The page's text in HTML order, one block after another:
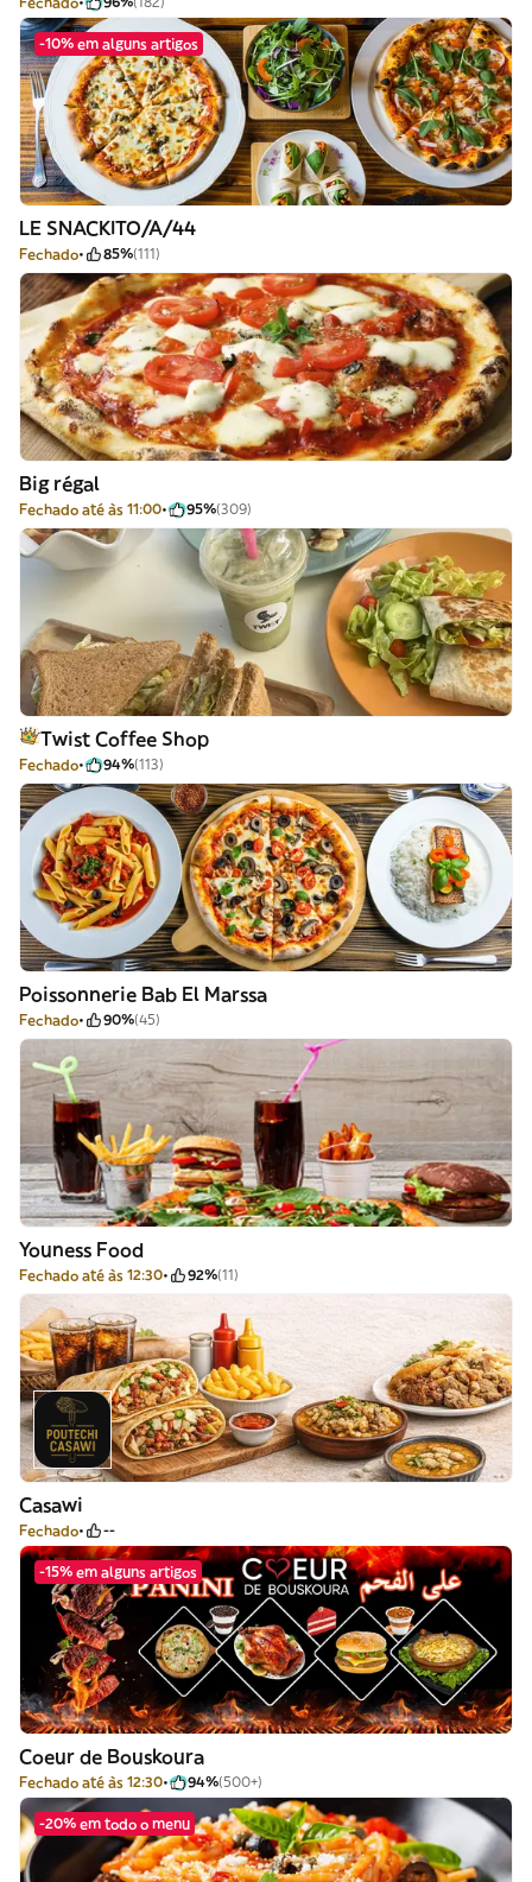
-10% em alguns artigos
LE SNACKITO/A/44
Fechado 85%(111)
Big régal
Fechado até às 11:00 95%(309)
Twist Coffee Shop
Fechado 94%(113)
Poissonnerie Bab El Marssa
Fechado 90%(45)
Youness Food
Fechado até às 12:30 92%(11)
Casawi
Fechado --
-15% em alguns artigos
Coeur de Bouskoura
Fechado até às 12:30 94%(500+)
-20% em todo o menu